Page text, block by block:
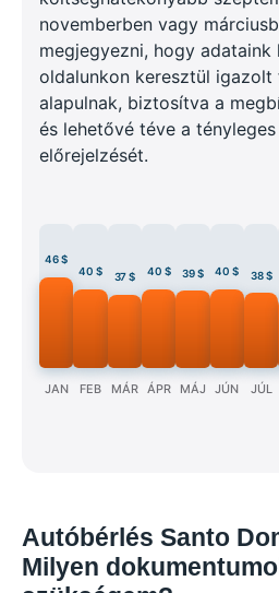
novemberben vagy
megjegyezni, hogy adataink
oldalunkon keresztül igazolt
alapulnak, biztosítva a
és lehetővé téve a
előrejelzését.
46 $
JAN
40 $
FEB
37 $
MÁR
40 $
ÁPR
39 $
MÁJ
40 $
JÚN
38 $
JÚL
Autóbérlés Santo
Milyen